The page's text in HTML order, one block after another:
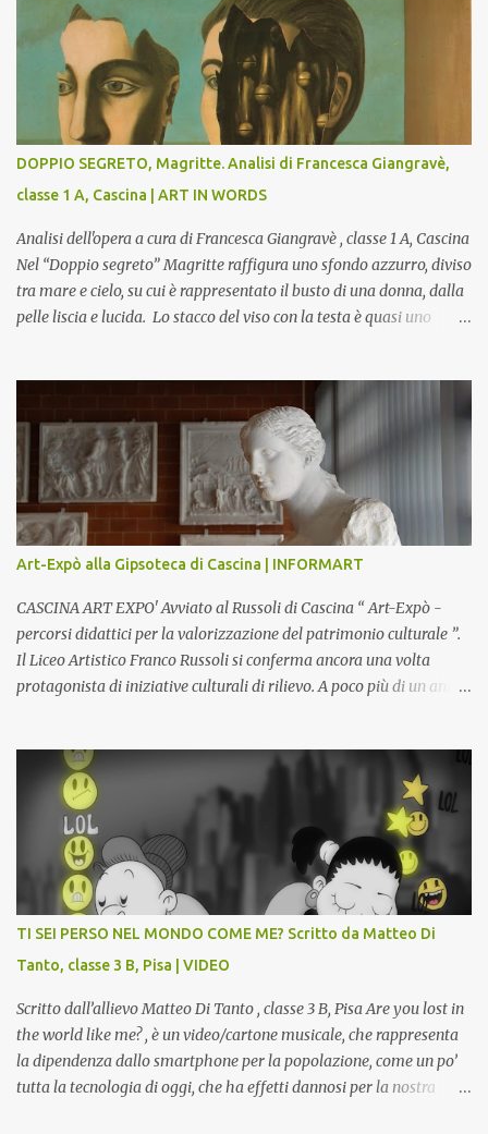
DOPPIO SEGRETO, Magritte. Analisi di Francesca Giangravè,
classe 1 A, Cascina | ART IN WORDS
Analisi dell'opera a cura di Francesca Giangravè , classe 1 A, Cascina
Nel “Doppio segreto” Magritte raffigura uno sfondo azzurro, diviso
tra mare e cielo, su cui è rappresentato il busto di una donna, dalla
pelle liscia e lucida. Lo stacco del viso con la testa è quasi uno
un motivo che Magritte propone frequentemente nelle sue opere,
che in questo caso assumono un aspetto minaccioso, come se si
trattasse di un qualcosa di malinconico, sia per il colore che per la
consistenza del materiale. L’enigma che reca l’immagine, un volto
staccato, con uno sguardo fisso, il cui non si capisce se esso è un
uomo una donna, con l’espressione rigida. Magritte, il maestro
dello straniamento della visione, costruisce un’immagine tanto
meticolosa e nitida quanto assurda e inquietante. Uno
sdoppiamento del soggetto come spesso a...
Art-Expò alla Gipsoteca di Cascina | INFORMART
CASCINA ART EXPO' Avviato al Russoli di Cascina “ Art-Expò -
percorsi didattici per la valorizzazione del patrimonio culturale ”.
Il Liceo Artistico Franco Russoli si conferma ancora una volta
protagonista di iniziative culturali di rilievo. A poco più di un anno
valorizzazione del patrimonio storico artistico dell’ex Istituto
d’Arte, finanziato dal Miur a valere sui Bandi PON, che trasformerà
la Gipsoteca in un laboratorio didattico.Venti ragazzi del Liceo
potranno studiare e riscoprire: i Gessi storici dell’ex-Istituto d’Arte,
attualmente musealizzati nella Gipsoteca della Biblioteca
Comunale "Peppino Impastato" di Cascina. Quadri, disegni,
progetti di arredamento e di mobili, intarsi ed intagli lignei
da allievi e studenti dell’Istituto d’Arte durante il...
TI SEI PERSO NEL MONDO COME ME? Scritto da Matteo Di
Tanto, classe 3 B, Pisa | VIDEO
Scritto dall’allievo Matteo Di Tanto , classe 3 B, Pisa Are you lost in
the world like me? , è un video/cartone musicale, che rappresenta
la dipendenza dallo smartphone per la popolazione, come un po’
tutta la tecnologia di oggi, che ha effetti dannosi per la nostra